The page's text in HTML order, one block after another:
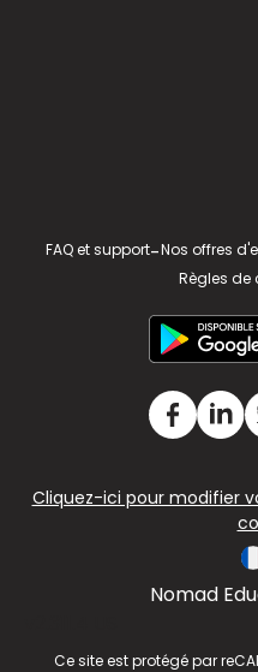
FAQ et support-Nos offres
Règles
Cliquez-ici pour modifier
Nomad
Ce site est protégé par